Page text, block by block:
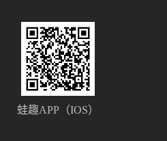
蛙趣APP（IOS）